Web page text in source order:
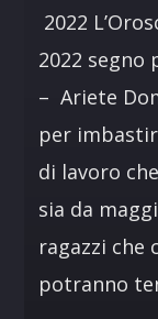
2022
2022 segno
– Ariete
per
di lavoro
sia da
ragazzi che
potranno